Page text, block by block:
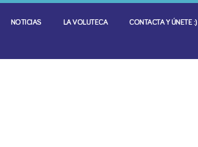
NOTICIAS LA VOLUTECA CONTACTA Y ÚNETE :)